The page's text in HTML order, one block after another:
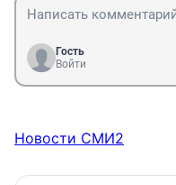
Гость
Войти
Новости СМИ2